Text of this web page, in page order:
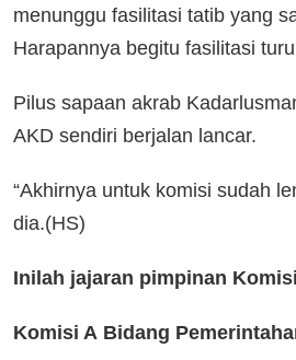
menunggu fasilitasi tatib yang
Harapannya begitu fasilitasi
Pilus sapaan akrab
AKD sendiri berjalan lancar.
“Akhirnya untuk komisi sudah
dia.(HS)
Inilah jajaran pimpinan
Komisi A Bidang